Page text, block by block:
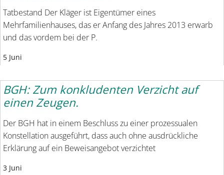
Tatbestand Der Kläger ist Eigentümer eines
Mehrfamilienhauses, das er Anfang des Jahres 2013 erwarb
und das vordem bei der P.
5 Juni
BGH: Zum konkludenten Verzicht auf
einen Zeugen.
Der BGH hat in einem Beschluss zu einer prozessualen
Konstellation ausgeführt, dass auch ohne ausdrückliche
Erklärung auf ein Beweisangebot verzichtet
3 Juni